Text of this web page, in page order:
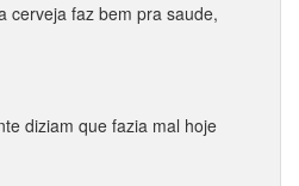
cerveja faz bem pra saude,
diziam que fazia mal hoje